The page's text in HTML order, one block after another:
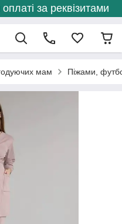
за реквізитами
мам Піжами,